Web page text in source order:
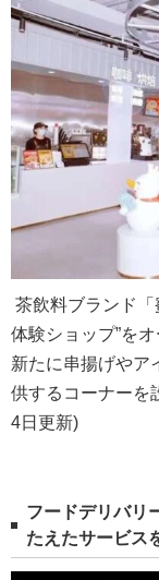
茶飲料ブランド
体験ショップ”を
新たに串揚げやア
供するコーナーを
4日更新)
フードデリバリ
たえたサービス